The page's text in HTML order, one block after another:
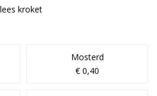
kroket
Mosterd
€ 0,40